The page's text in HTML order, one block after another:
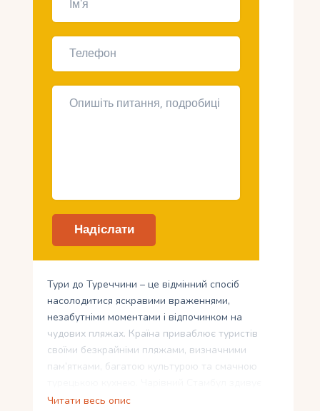
Тури до Туреччини – це відмінний спосіб
насолодитися яскравими враженнями,
незабутніми моментами і відпочинком на
чудових пляжах. Країна приваблює туристів
своїми безкрайніми пляжами, визначними
пам’ятками, багатою культурою та смачною
своєю архітектурою та історичним спадком, а
Читати весь опис